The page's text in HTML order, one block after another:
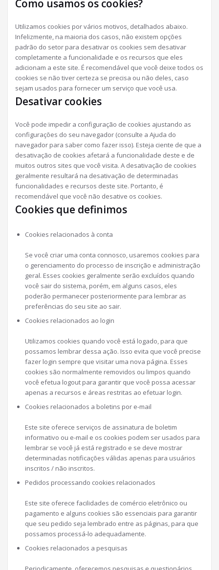
Como usamos os cookies?
Utilizamos cookies por vários motivos, detalhados abaixo.
Infelizmente, na maioria dos casos, não existem opções
padrão do setor para desativar os cookies sem desativar
completamente a funcionalidade e os recursos que eles
adicionam a este site. É recomendável que você deixe todos os
cookies se não tiver certeza se precisa ou não deles, caso
sejam usados ​​para fornecer um serviço que você usa.
Desativar cookies
Você pode impedir a configuração de cookies ajustando as
configurações do seu navegador (consulte a Ajuda do
navegador para saber como fazer isso). Esteja ciente de que a
desativação de cookies afetará a funcionalidade deste e de
muitos outros sites que você visita. A desativação de cookies
geralmente resultará na desativação de determinadas
funcionalidades e recursos deste site. Portanto, é
recomendável que você não desative os cookies.
Cookies que definimos
Cookies relacionados à conta
Se você criar uma conta connosco, usaremos cookies para
o gerenciamento do processo de inscrição e administração
geral. Esses cookies geralmente serão excluídos quando
você sair do sistema, porém, em alguns casos, eles
poderão permanecer posteriormente para lembrar as
preferências do seu site ao sair.
Cookies relacionados ao login
Utilizamos cookies quando você está logado, para que
possamos lembrar dessa ação. Isso evita que você precise
fazer login sempre que visitar uma nova página. Esses
cookies são normalmente removidos ou limpos quando
você efetua logout para garantir que você possa acessar
apenas a recursos e áreas restritas ao efetuar login.
Cookies relacionados a boletins por e-mail
Este site oferece serviços de assinatura de boletim
informativo ou e-mail e os cookies podem ser usados ​​para
lembrar se você já está registrado e se deve mostrar
determinadas notificações válidas apenas para usuários
inscritos / não inscritos.
Pedidos processando cookies relacionados
Este site oferece facilidades de comércio eletrônico ou
pagamento e alguns cookies são essenciais para garantir
que seu pedido seja lembrado entre as páginas, para que
possamos processá-lo adequadamente.
Cookies relacionados a pesquisas